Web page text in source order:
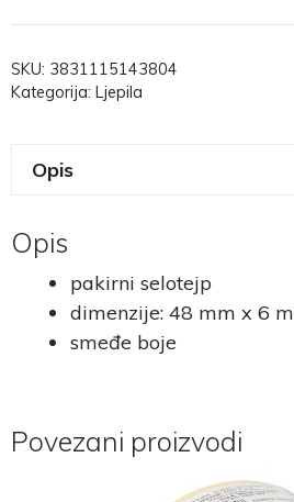
SKU: 3831115143804
Kategorija: Ljepila
Opis
Opis
pakirni selotejp
dimenzije: 48 mm x 6 m
smeđe boje
Povezani proizvodi